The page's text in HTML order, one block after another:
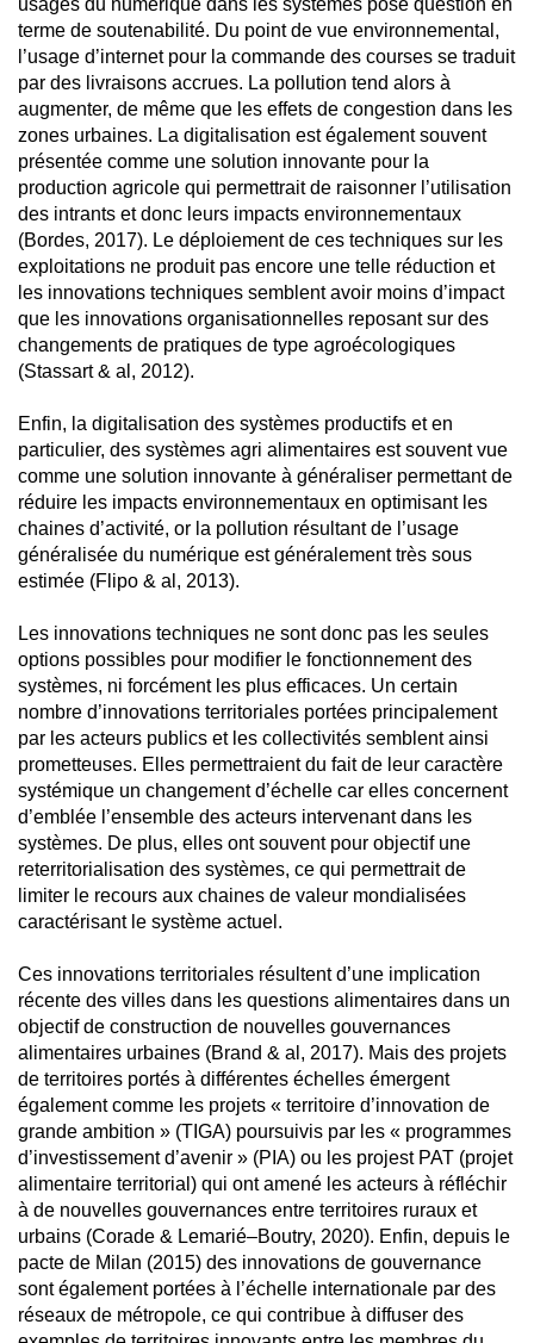
terme de soutenabilité. Du point de vue environnemental,
l’usage d’internet pour la commande des courses se traduit
par des livraisons accrues. La pollution tend alors à
augmenter, de même que les effets de congestion dans les
zones urbaines. La digitalisation est également souvent
présentée comme une solution innovante pour la
production agricole qui permettrait de raisonner l’utilisation
des intrants et donc leurs impacts environnementaux
(Bordes, 2017). Le déploiement de ces techniques sur les
exploitations ne produit pas encore une telle réduction et
les innovations techniques semblent avoir moins d’impact
que les innovations organisationnelles reposant sur des
changements de pratiques de type agroécologiques
(Stassart & al, 2012).
Enfin, la digitalisation des systèmes productifs et en
particulier, des systèmes agri alimentaires est souvent vue
comme une solution innovante à généraliser permettant de
réduire les impacts environnementaux en optimisant les
chaines d’activité, or la pollution résultant de l’usage
généralisée du numérique est généralement très sous
estimée (Flipo & al, 2013).
Les innovations techniques ne sont donc pas les seules
options possibles pour modifier le fonctionnement des
systèmes, ni forcément les plus efficaces. Un certain
nombre d’innovations territoriales portées principalement
par les acteurs publics et les collectivités semblent ainsi
prometteuses. Elles permettraient du fait de leur caractère
systémique un changement d’échelle car elles concernent
d’emblée l’ensemble des acteurs intervenant dans les
systèmes. De plus, elles ont souvent pour objectif une
reterritorialisation des systèmes, ce qui permettrait de
limiter le recours aux chaines de valeur mondialisées
caractérisant le système actuel.
Ces innovations territoriales résultent d’une implication
récente des villes dans les questions alimentaires dans un
objectif de construction de nouvelles gouvernances
alimentaires urbaines (Brand & al, 2017). Mais des projets
de territoires portés à différentes échelles émergent
également comme les projets « territoire d’innovation de
grande ambition » (TIGA) poursuivis par les « programmes
d’investissement d’avenir » (PIA) ou les projest PAT (projet
alimentaire territorial) qui ont amené les acteurs à réfléchir
à de nouvelles gouvernances entre territoires ruraux et
urbains (Corade & Lemarié–Boutry, 2020). Enfin, depuis le
pacte de Milan (2015) des innovations de gouvernance
sont également portées à l’échelle internationale par des
réseaux de métropole, ce qui contribue à diffuser des